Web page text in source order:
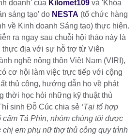
doanh' của Kilomet109 và 'Khóa
sáng tạo' do NESTA (tổ chức hàng
về Kinh doanh Sáng tạo) thực hiện.
ra ngay sau chuỗi hội thảo này là
địa với sự hỗ trợ từ Viên
nghề nông thôn Việt Nam (VIRI),
cơ hội làm việc trực tiếp với cộng
thủ công, hướng dẫn họ về phát
thời học hỏi những kỹ thuật thủ
sinh Đỗ Cúc chia sẻ ‘Tại tổ hợp
cẩm Tả Phìn, nhóm chúng tôi được
chị em phụ nữ thợ thủ công quy trình